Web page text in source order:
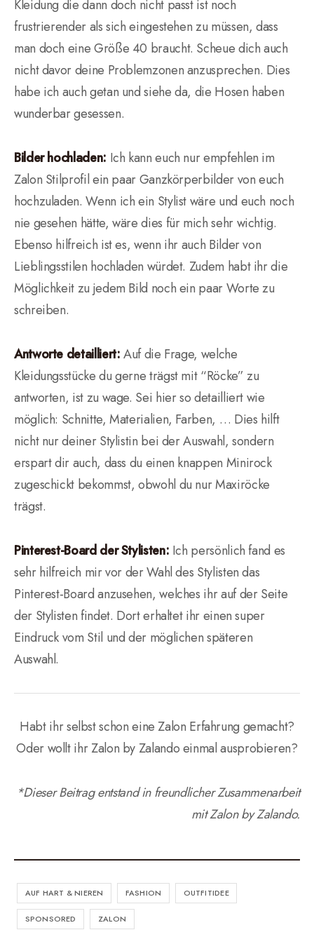
Kleidung die dann doch nicht passt ist noch
frustrierender als sich eingestehen zu müssen, dass
man doch eine Größe 40 braucht. Scheue dich auch
nicht davor deine Problemzonen anzusprechen. Dies
habe ich auch getan und siehe da, die Hosen haben
wunderbar gesessen.
Bilder hochladen: Ich kann euch nur empfehlen im
Zalon Stilprofil ein paar Ganzkörperbilder von euch
hochzuladen. Wenn ich ein Stylist wäre und euch noch
nie gesehen hätte, wäre dies für mich sehr wichtig.
Ebenso hilfreich ist es, wenn ihr auch Bilder von
Lieblingsstilen hochladen würdet. Zudem habt ihr die
Möglichkeit zu jedem Bild noch ein paar Worte zu
schreiben.
Antworte detailliert:Auf die Frage, welche
Kleidungsstücke du gerne trägst mit “Röcke” zu
antworten, ist zu wage. Sei hier so detailliert wie
möglich: Schnitte, Materialien, Farben, … Dies hilft
nicht nur deiner Stylistin bei der Auswahl, sondern
erspart dir auch, dass du einen knappen Minirock
zugeschickt bekommst, obwohl du nur Maxiröcke
trägst.
Pinterest-Board der Stylisten: Ich persönlich fand es
sehr hilfreich mir vor der Wahl des Stylisten das
Pinterest-Board anzusehen, welches ihr auf der Seite
der Stylisten findet. Dort erhaltet ihr einen super
Eindruck vom Stil und der möglichen späteren
Auswahl.
Habt ihr selbst schon eine Zalon Erfahrung gemacht?
Oder wollt ihr Zalon by Zalando einmal ausprobieren?
*Dieser Beitrag entstand in freundlicher Zusammenarbeit
mit Zalon by Zalando.
AUF HART & NIEREN FASHION OUTFITIDEE
SPONSORED ZALON